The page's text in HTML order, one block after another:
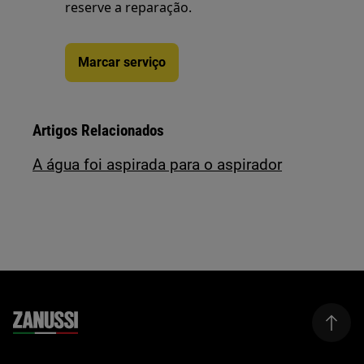
reserve a reparação.
Marcar serviço
Artigos Relacionados
A água foi aspirada para o aspirador